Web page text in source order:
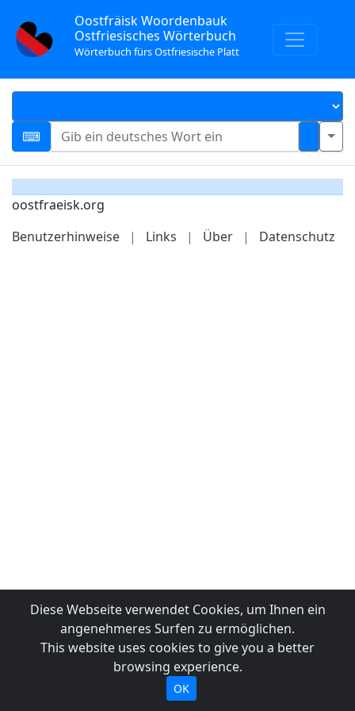
Oostfräisk Woordenbauk
Ostfriesisches Wörterbuch
Wörterbuch fürs Ostfriesische Platt
oostfraeisk.org
Benutzerhinweise
| Links | Über | Datenschutz
Diese Webseite verwendet Cookies, um Ihnen ein
angenehmeres Surfen zu ermöglichen.
This website uses cookies to give you a better
browsing experience.
OK